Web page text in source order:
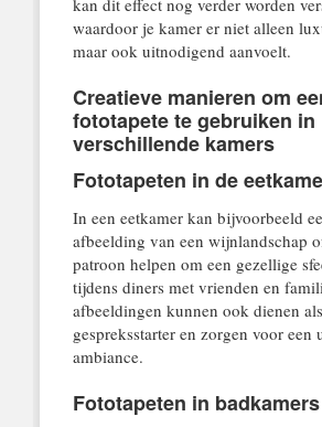
waardoor je kamer er niet alleen
maar ook uitnodigend aanvoelt.
Creatieve manieren om
fototapete te gebruiken in
verschillende kamers
Fototapeten in de
In een eetkamer kan bijvoorbeeld
afbeelding van een wijnlandschap
patroon helpen om een gezellige
tijdens diners met vrienden en
afbeeldingen kunnen ook dienen als
gespreksstarter en zorgen voor een
ambiance.
Fototapeten in badkamers